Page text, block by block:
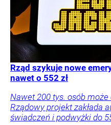
Rząd szykuje nowe
nawet o 552 zł
Nawet 200 tys. osób
Rządowy projekt zakłada
świadczeń i podwyżki do